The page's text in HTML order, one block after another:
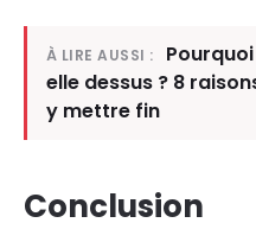
À LIRE AUSSI :
elle dessus ? 8
y mettre fin
Conclusion